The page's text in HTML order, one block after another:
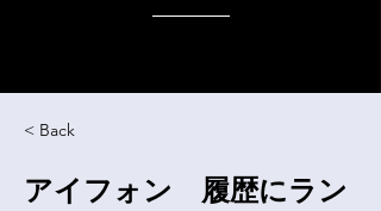
< Back
アイフォン 履歴にラン